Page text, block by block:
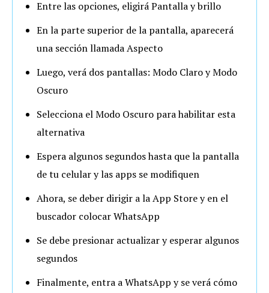
Entre las opciones, eligirá Pantalla y brillo
En la parte superior de la pantalla, aparecerá
una sección llamada Aspecto
Luego, verá dos pantallas: Modo Claro y Modo
Oscuro
Selecciona el Modo Oscuro para habilitar esta
alternativa
Espera algunos segundos hasta que la pantalla
de tu celular y las apps se modifiquen
Ahora, se deber dirigir a la App Store y en el
buscador colocar WhatsApp
Se debe presionar actualizar y esperar algunos
segundos
Finalmente, entra a WhatsApp y se verá cómo